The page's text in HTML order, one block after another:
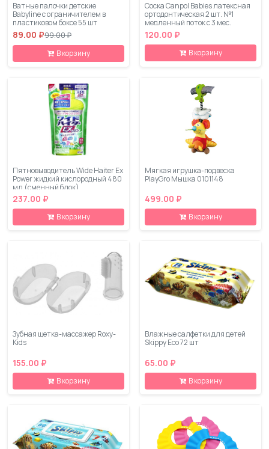
Ватные палочки детские
Babyline с ограничителем в
пластиковом боксе 55 шт
89.00 ₽99.00 ₽
В корзину
Соска Canpol Babies латексная
ортодонтическая 2 шт. №1
медленный поток с 3 мес.
120.00 ₽
В корзину
Пятновыводитель Wide Haiter Ex
Power жидкий кислородный 480
мл (сменный блок)
237.00 ₽
В корзину
Мягкая игрушка-подвеска
PlayGro Мышка 0101148
499.00 ₽
В корзину
Зубная щетка-массажер Roxy-
Kids
155.00 ₽
В корзину
Влажные салфетки для детей
Skippy Eco 72 шт
65.00 ₽
В корзину